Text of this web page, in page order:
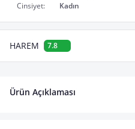
Cinsiyet:
Kadın
HAREM 7.8
Ürün Açıklaması